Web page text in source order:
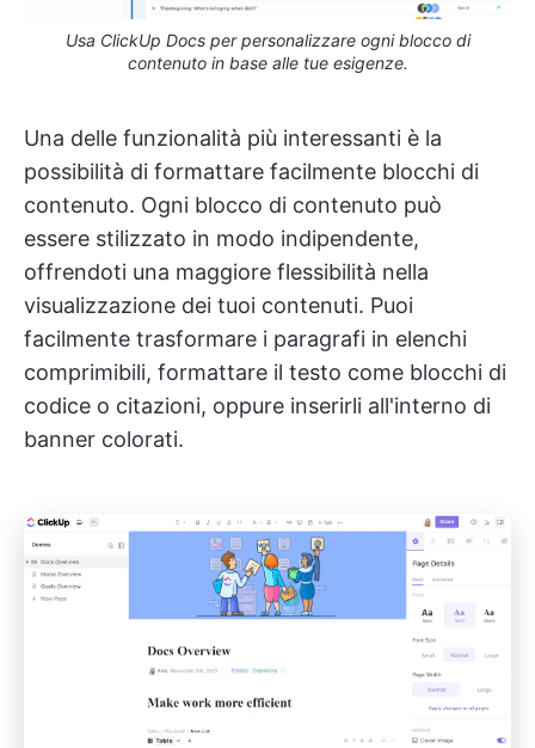
Usa ClickUp Docs per personalizzare ogni blocco di
contenuto in base alle tue esigenze.
Una delle funzionalità più interessanti è la
possibilità di formattare facilmente blocchi di
contenuto. Ogni blocco di contenuto può
essere stilizzato in modo indipendente,
offrendoti una maggiore flessibilità nella
visualizzazione dei tuoi contenuti. Puoi
facilmente trasformare i paragrafi in elenchi
comprimibili, formattare il testo come blocchi di
codice o citazioni, oppure inserirli all'interno di
banner colorati.